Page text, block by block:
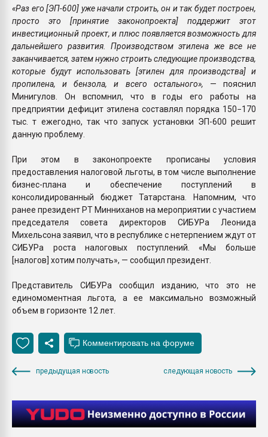
«Раз его [ЭП-600] уже начали строить, он и так будет построен,
просто это [принятие законопроекта] поддержит этот
инвестиционный проект, и плюс появляется возможность для
дальнейшего развития. Производством этилена же все не
заканчивается, затем нужно строить следующие производства,
которые будут использовать [этилен для производства] и
пропилена, и бензола, и всего остального», — пояснил
Минигулов. Он вспомнил, что в годы его работы на
предприятии дефицит этилена составлял порядка 150−170
тыс. т ежегодно, так что запуск установки ЭП-600 решит
данную проблему.
При этом в законопроекте прописаны условия
предоставления налоговой льготы, в том числе выполнение
бизнес-плана и обеспечение поступлений в
консолидированный бюджет Татарстана. Напомним, что
ранее президент РТ Минниханов на мероприятии с участием
председателя совета директоров СИБУРа Леонида
Михельсона заявил, что в республике с нетерпением ждут от
СИБУРа роста налоговых поступлений. «Мы больше
[налогов] хотим получать», — сообщил президент.
Представитель СИБУРа сообщил изданию, что это не
единомоментная льгота, а ее максимально возможный
объем в горизонте 12 лет.
предыдущая новость следующая новость